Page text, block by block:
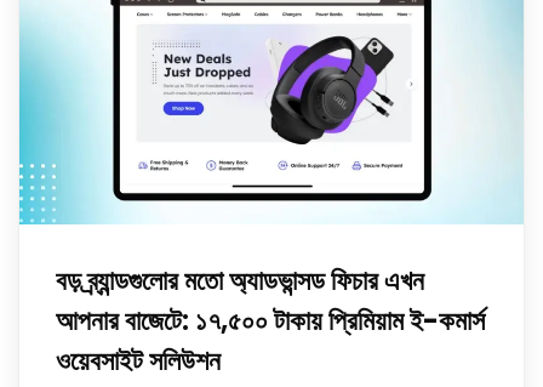
বড় ব্র্যান্ডগুলোর মতো অ্যাডভান্সড ফিচার এখন
আপনার বাজেটে: ১৭,৫০০ টাকায় প্রিমিয়াম ই-কমার্স
ওয়েবসাইট সলিউশন